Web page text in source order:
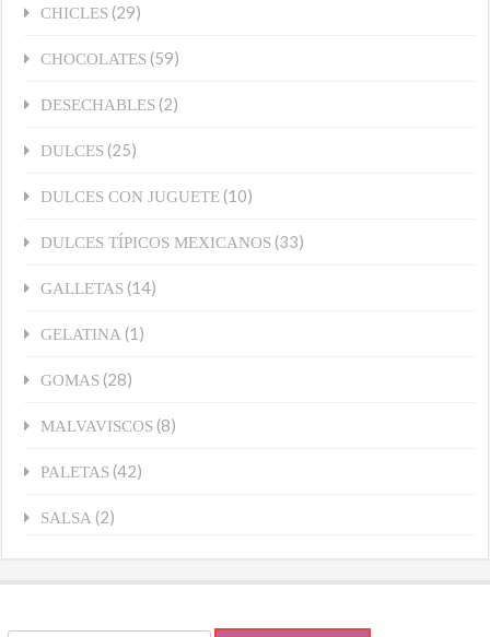
CHICLES (29)
CHOCOLATES (59)
DESECHABLES (2)
DULCES (25)
DULCES CON JUGUETE (10)
DULCES TÍPICOS MEXICANOS (33)
GALLETAS (14)
GELATINA (1)
GOMAS (28)
MALVAVISCOS (8)
PALETAS (42)
SALSA (2)